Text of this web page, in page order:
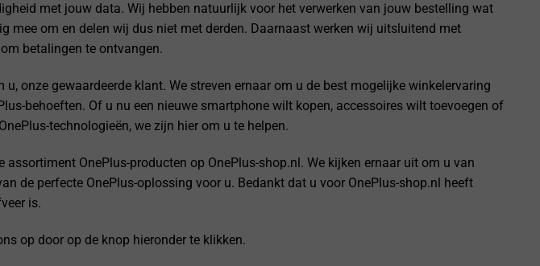
met jouw data. Wij hebben natuurlijk voor het verwerken van jouw bestelling wat
mee om en delen wij dus niet met derden. Daarnaast werken wij uitsluitend met
betalingen te ontvangen.
onze gewaardeerde klant. We streven ernaar om u de best mogelijke winkelervaring
behoeften. Of u nu een nieuwe smartphone wilt kopen, accessoires wilt toevoegen of
technologieën, we zijn hier om u te helpen.
OnePlus-producten op OnePlus-shop.nl. We kijken ernaar uit om u van
de perfecte OnePlus-oplossing voor u. Bedankt dat u voor OnePlus-shop.nl heeft
is.
op door op de knop hieronder te klikken.